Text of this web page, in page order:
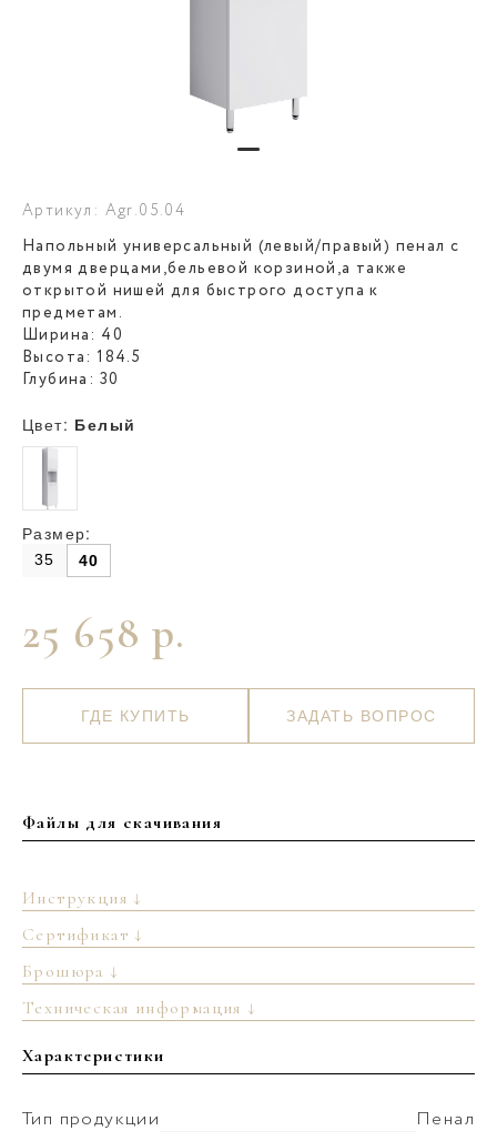
Артикул: Agr.05.04
25 658 р.
Напольный универсальный (левый/правый) пенал с
двумя дверцами,бельевой корзиной,а также
открытой нишей для быстрого доступа к
предметам.
Ширина: 40
Высота: 184.5
Глубина: 30
Цвет: Белый
Размер:
35 40
ГДЕ КУПИТЬ ЗАДАТЬ ВОПРОС
Файлы для скачивания
Инструкция ↓
Сертификат ↓
Брошюра ↓
Техническая информация ↓
Характеристики
Тип продукции
Пенал